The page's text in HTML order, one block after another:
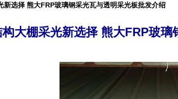
新选择 熊大FRP玻璃钢采光瓦与透明采光板批发介绍
大棚采光新选择 熊大FRP玻